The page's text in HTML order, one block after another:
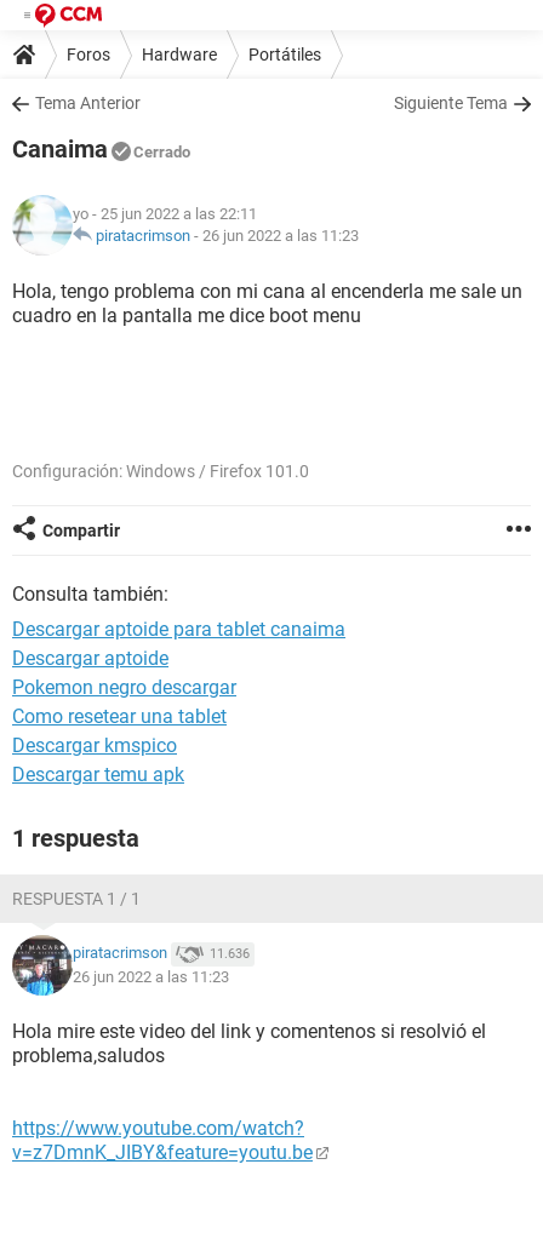
Foros Hardware Portátiles
Tema Anterior Siguiente Tema
Canaima Cerrado
yo - 25 jun 2022 a las 22:11
piratacrimson - 26 jun 2022 a las 11:23
Hola, tengo problema con mi cana al encenderla me sale un
cuadro en la pantalla me dice boot menu
Configuración: Windows / Firefox 101.0
Compartir
Consulta también:
Descargar aptoide para tablet canaima
Descargar aptoide
Pokemon negro descargar
Como resetear una tablet
Descargar kmspico
Descargar temu apk
1 respuesta
RESPUESTA 1 / 1
piratacrimson 11.636
26 jun 2022 a las 11:23
Hola mire este video del link y comentenos si resolvió el
problema,saludos
https://www.youtube.com/watch?
v=z7DmnK_JIBY&feature=youtu.be